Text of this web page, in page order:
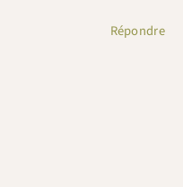
Répondre